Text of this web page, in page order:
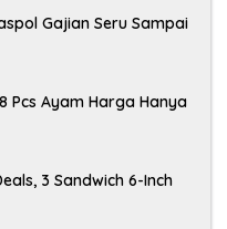
Gajian Seru Sampai
Pcs Ayam Harga Hanya
3 Sandwich 6-Inch